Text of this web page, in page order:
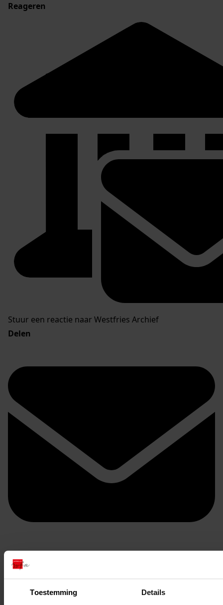
Toestemming Details
Reageren
Stuur een reactie naar Westfries Archief
Delen